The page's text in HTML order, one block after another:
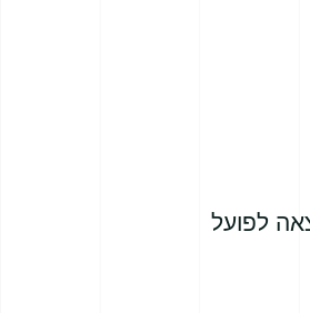
לפועל